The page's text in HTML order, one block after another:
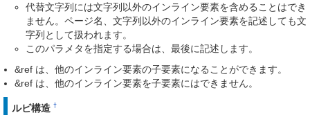
代替文字列には文字列以外のインライン要素を含めることはでき
ません。ページ名、文字列以外のインライン要素を記述しても文
字列として扱われます。
このパラメタを指定する場合は、最後に記述します。
&ref は、他のインライン要素の子要素になることができます。
&ref は、他のインライン要素を子要素にはできません。
ルビ構造 †